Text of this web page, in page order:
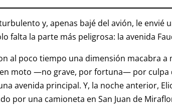
y, apenas bajé del avión, le envié
falta la parte más peligrosa: la avenida
al poco tiempo una dimensión macabra a
moto —no grave, por fortuna— por culpa
avenida principal. Y, la noche anterior,
por una camioneta en San Juan de